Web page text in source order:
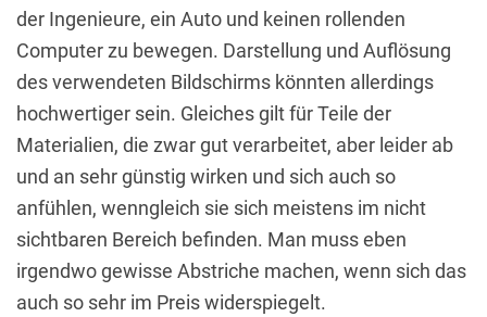
der Ingenieure, ein Auto und keinen rollenden
Computer zu bewegen. Darstellung und Auflösung
des verwendeten Bildschirms könnten allerdings
hochwertiger sein. Gleiches gilt für Teile der
Materialien, die zwar gut verarbeitet, aber leider ab
und an sehr günstig wirken und sich auch so
anfühlen, wenngleich sie sich meistens im nicht
sichtbaren Bereich befinden. Man muss eben
irgendwo gewisse Abstriche machen, wenn sich das
auch so sehr im Preis widerspiegelt.